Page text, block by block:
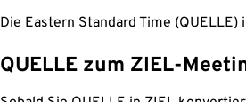
Die Eastern Standard Time
QUELLE zum ZIEL-